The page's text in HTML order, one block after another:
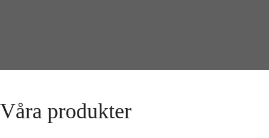
Våra produkter